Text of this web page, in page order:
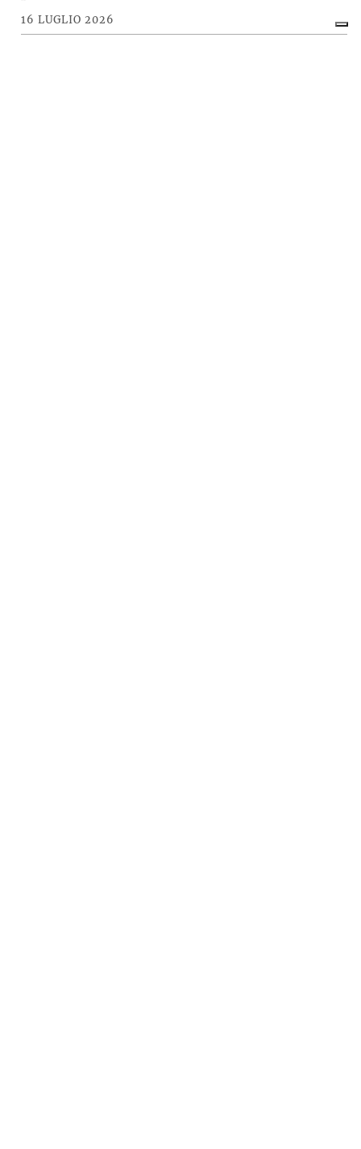
16 LUGLIO 2026